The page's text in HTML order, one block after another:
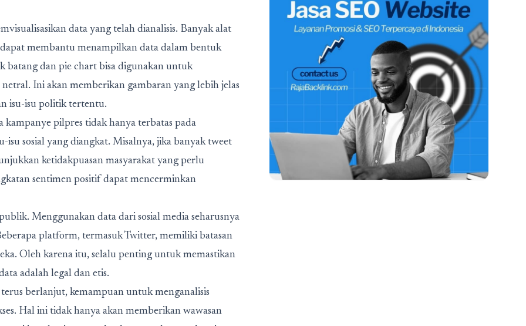
data yang telah dianalisis. Banyak alat
membantu menampilkan data dalam bentuk
batang dan pie chart bisa digunakan untuk
Ini akan memberikan gambaran yang lebih jelas
isu-isu politik tertentu.
kampanye pilpres tidak hanya terbatas pada
sosial yang diangkat. Misalnya, jika banyak tweet
ketidakpuasan masyarakat yang perlu
sentimen positif dapat mencerminkan
Menggunakan data dari sosial media seharusnya
platform, termasuk Twitter, memiliki batasan
Oleh karena itu, selalu penting untuk memastikan
adalah legal dan etis.
terus berlanjut, kemampuan untuk menganalisis
. Hal ini tidak hanya akan memberikan wawasan